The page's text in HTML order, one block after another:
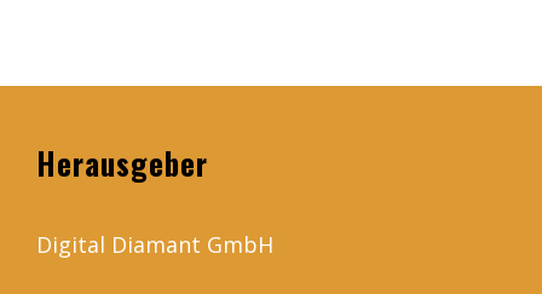
Herausgeber
Digital Diamant GmbH